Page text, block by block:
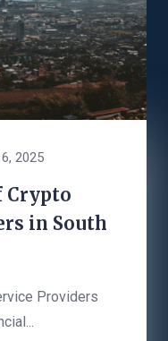
2025
Crypto
in South
Providers